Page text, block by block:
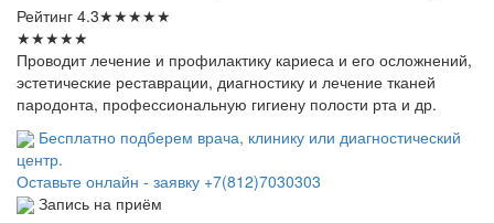
Рейтинг 4.3★★★★★
★★★★★
Проводит лечение и профилактику кариеса и его осложнений,
эстетические реставрации, диагностику и лечение тканей
пародонта, профессиональную гигиену полости рта и др.
Бесплатно подберем врача, клинику или диагностический
центр.
Оставьте онлайн - заявку +7(812)7030303
Запись на приём